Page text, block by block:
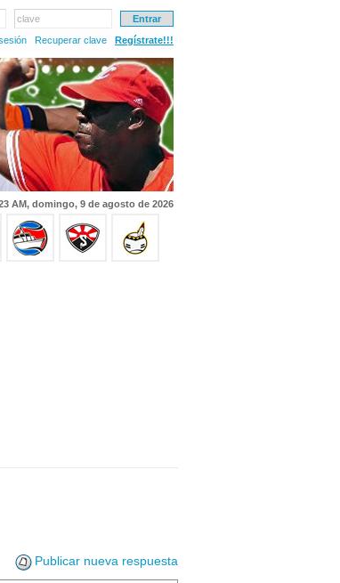
clave
Recuperar clave Regístrate!!!
AM, domingo, 9 de agosto de 2026
Publicar nueva respuesta